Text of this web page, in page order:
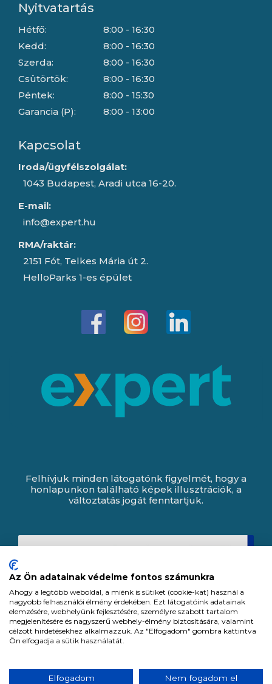
Nyitvatartás
Hétfő:
Kedd:
Szerda:
Csütörtök:
Péntek:
Garancia (P):
8:00 - 16:30
8:00 - 16:30
8:00 - 16:30
8:00 - 16:30
8:00 - 15:30
8:00 - 13:00
Kapcsolat
Iroda/ügyfélszolgálat:
1043 Budapest, Aradi utca 16-20.
E-mail:
info@expert.hu
RMA/raktár:
2151 Fót, Telkes Mária út 2.
HelloParks 1-es épület
Felhívjuk minden látogatónk figyelmét, hogy a
honlapunkon található képek illusztrációk, a
változtatás jogát fenntartjuk.
Az Ön adatainak védelme fontos számunkra
Ahogy a legtöbb weboldal, a miénk is sütiket (cookie-kat) használ a
nagyobb felhasználói élmény érdekében. Ezt látogatóink adatainak
elemzésére, webhelyünk fejlesztésére, személyre szabott tartalom
megjelenítésére és nagyszerű webhely-élmény biztosítására, valamint
célzott hirdetésekhez alkalmazzuk. Az "Elfogadom" gombra kattintva
Ön elfogadja a sütik használatát.
Elfogadom Nem fogadom el